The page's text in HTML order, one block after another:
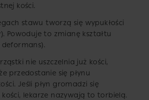
kości.
stawu tworzą się wypukłości
Powoduje to zmianę kształtu
nie uszczelnia już kości,
przedostanie się płynu
Jeśli płyn gromadzi się
lekarze nazywają to torbielą.